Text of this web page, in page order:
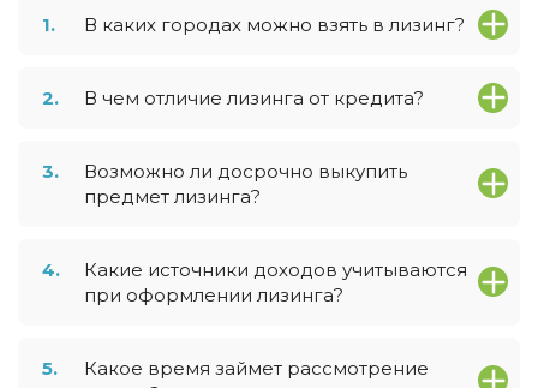
1. В каких городах можно взять в лизинг?
2. В чем отличие лизинга от кредита?
3.
Возможно ли досрочно выкупить
предмет лизинга?
4.
Какие источники доходов учитываются
при оформлении лизинга?
5.
Какое время займет рассмотрение